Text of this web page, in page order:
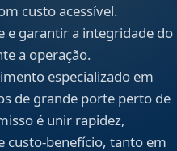
custo acessível.
e garantir a integridade do
a operação.
especializado em
de grande porte perto de
é unir rapidez,
custo-benefício, tanto em